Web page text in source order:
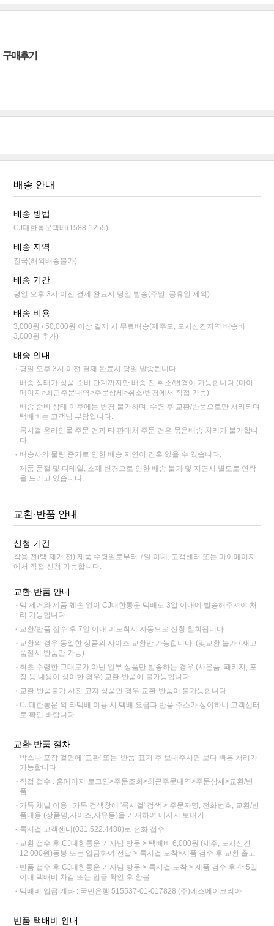
구매후기
배송 안내
배송 방법
CJ대한통운택배(1588-1255)
배송 지역
전국(해외배송불가)
배송 기간
평일 오후 3시 이전 결제 완료시 당일 발송(주말, 공휴일 제외)
배송 비용
3,000원 / 50,000원 이상 결제 시 무료배송(제주도, 도서산간지역 배송비
3,000원 추가)
배송 안내
평일 오후 3시 이전 결제 완료시 당일 발송됩니다.
배송 상태가 상품 준비 단계까지만 배송 전 취소/변경이 가능합니다.(마이
페이지>최근주문내역>주문상세>취소/변경에서 직접 가능)
배송 준비 상태 이후에는 변경 불가하며, 수령 후 교환/반품으로만 처리되며
택배비는 고객님 부담입니다.
록시걸 온라인몰 주문 건과 타 판매처 주문 건은 묶음배송 처리가 불가합니
다.
배송사의 물량 증가로 인한 배송 지연이 간혹 있을 수 있습니다.
제품 품절 및 디테일, 소재 변경으로 인한 배송 불가 및 지연시 별도로 연락
을 드리고 있습니다.
교환·반품 안내
신청 기간
착용 전(택 제거 전) 제품 수령일로부터 7일 이내, 고객센터 또는 마이페이지
에서 직접 신청 가능합니다.
교환·반품 안내
택 제거와 제품 훼손 없이 CJ대한통운 택배로 3일 이내에 발송해주셔야 처
리 가능합니다.
교환/반품 접수 후 7일 이내 미도착시 자동으로 신청 철회됩니다.
교환의 경우 동일한 상품의 사이즈 교환만 가능합니다. (맞교환 불가 / 재고
품절시 반품만 가능)
최초 수령한 그대로가 아닌 일부 상품만 발송하는 경우 (사은품, 패키지, 포
장 등 내용이 상이한 경우) 교환·반품이 불가능합니다.
교환·반품불가 사전 고지 상품인 경우 교환·반품이 불가능합니다.
CJ대한통운 외 타택배 이용 시 택배 요금과 반품 주소가 상이하니 고객센터
로 확인 바랍니다.
교환·반품 절차
박스나 포장 겉면에 '교환' 또는 '반품' 표기 후 보내주시면 보다 빠른 처리가
가능합니다.
직접 접수 : 홈페이지 로그인>주문조회>최근주문내역>주문상세>교환/반
품
카톡 채널 이용 : 카톡 검색창에 '록시걸' 검색 > 주문자명, 전화번호, 교환/반
품내용 (상품명,사이즈,사유등)을 기재하여 메시지 보내기
록시걸 고객센터(031.522.4488)로 전화 접수
교환 접수 후 CJ대한통운 기사님 방문 > 택배비 6,000원 (제주, 도서산간
12,000원)동봉 또는 입금하여 전달 > 록시걸 도착>제품 검수 후 교환 출고
반품 접수 후 CJ대한통운 기사님 방문 > 록시걸 도착 > 제품 검수 후 4~5일
이내 택배비 차감 또는 입금 확인 후 환불
택배비 입금 계좌 : 국민은행 515537-01-017828 (주)에스에이코리아
반품 택배비 안내